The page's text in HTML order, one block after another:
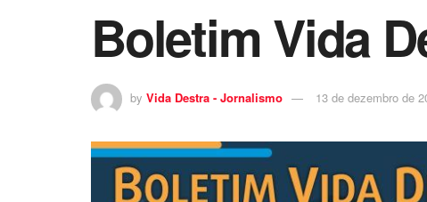
Boletim Vida
by Vida Destra - Jornalismo 13 de dezembro de